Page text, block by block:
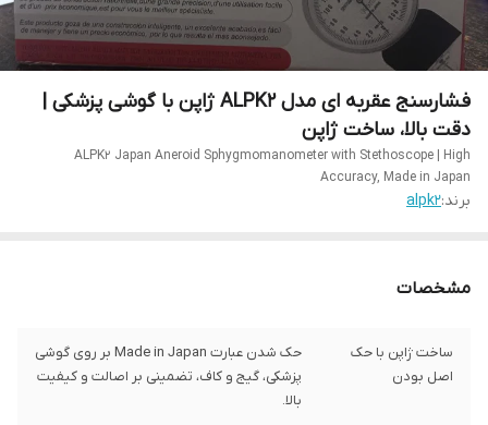
فشارسنج عقربه‌ ای مدل ALPK2 ژاپن با گوشی پزشکی |
دقت بالا، ساخت ژاپن
ALPK2 Japan Aneroid Sphygmomanometer with Stethoscope | High
Accuracy, Made in Japan
برند:alpk2
مشخصات
ساخت ژاپن با حک
اصل بودن
حک شدن عبارت Made in Japan بر روی گوشی
پزشکی، گیج و کاف، تضمینی بر اصالت و کیفیت
بالا.